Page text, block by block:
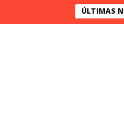
ÚLTIMAS
SBT conquista a